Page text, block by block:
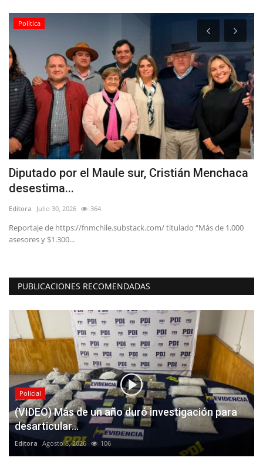
Política
Diputado por el Maule sur, Cristián Menchaca
desestima...
Editora Julio 30, 2026 364
Reportaje de https://fnmchile.substack.com/ titulado “Más de 1.000
asesores y $1.300...
PUBLICACIONES RECOMENDADAS
Policial
(VIDEO) Más de un año duró investigación para
desarticular...
Editora Agosto 8, 2026 106